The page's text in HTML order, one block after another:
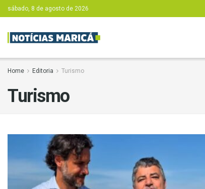
sábado, 8 de agosto de 2026
Home Editoria Turismo
Turismo